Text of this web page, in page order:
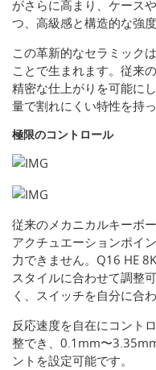
がさらに高まり、ケース
つ、高級感と構造的な強
この革新的なセラミック
ことで生まれます。従来
精密な仕上がりを可能に
量で割れにくい特性を持っ
極限のコントロール
従来のメカニカルキーボ
アクチュエーションポイ
力できません。Q16 HE
スタイルに合わせて調整
く、スイッチを自分に合
反応速度を自在にコント
整でき、0.1mm〜
ントを設定可能です。